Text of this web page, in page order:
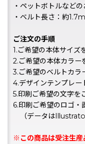
・ペットボトルなど
・ベルト長さ：約1.7m
ご注文の手順
1.ご希望の本体サイズ
2.ご希望の本体カラー
3.ご希望のベルトカラ
4.デザインテンプレー
5.印刷ご希望の文字を
6.印刷ご希望のロゴ・
（データは
※この商品は受注生産